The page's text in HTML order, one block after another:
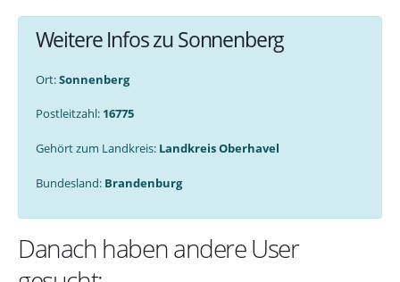
Weitere Infos zu Sonnenberg
Ort:Sonnenberg
Postleitzahl: 16775
Gehört zum Landkreis: Landkreis Oberhavel
Bundesland: Brandenburg
Danach haben andere User